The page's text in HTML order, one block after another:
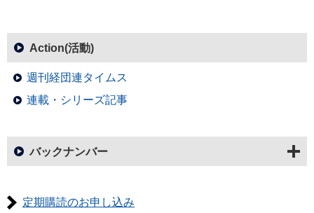
Action(活動)
週刊経団連タイムス
連載・シリーズ記事
バックナンバー
定期購読のお申し込み